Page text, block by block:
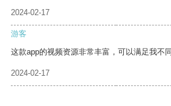
2024-02-17
游客
这款app的视频资源非常丰富，可以满足我不
2024-02-17